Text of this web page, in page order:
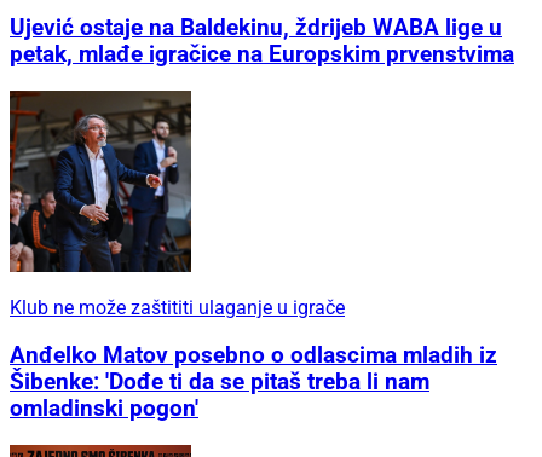
Ujević ostaje na Baldekinu, ždrijeb WABA lige u
petak, mlađe igračice na Europskim prvenstvima
Klub ne može zaštititi ulaganje u igrače
Anđelko Matov posebno o odlascima mladih iz
Šibenke: 'Dođe ti da se pitaš treba li nam
omladinski pogon'